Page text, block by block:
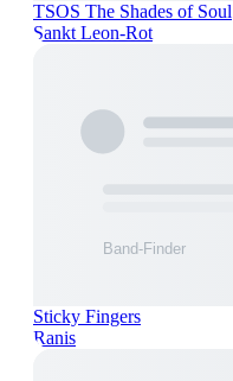
TSOS The Shades of Soul
Sankt Leon-Rot
Sticky Fingers
Ranis